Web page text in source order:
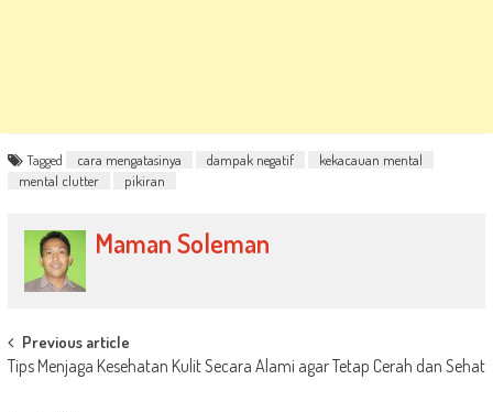
Tagged cara mengatasinya dampak negatif
kekacauan mental
mental clutter
pikiran
Maman Soleman
Post
navigation
Previous article
Tips Menjaga Kesehatan Kulit Secara Alami agar Tetap Cerah dan Sehat